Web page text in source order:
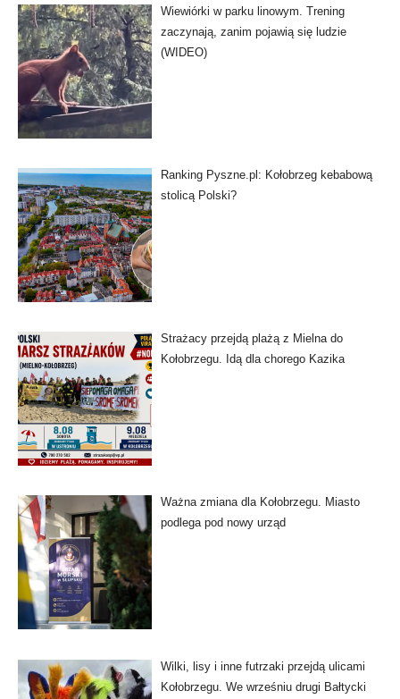
Wiewiórki w parku linowym. Trening
zaczynają, zanim pojawią się ludzie
(WIDEO)
Ranking Pyszne.pl: Kołobrzeg kebabową
stolicą Polski?
Strażacy przejdą plażą z Mielna do
Kołobrzegu. Idą dla chorego Kazika
Ważna zmiana dla Kołobrzegu. Miasto
podlega pod nowy urząd
Wilki, lisy i inne futrzaki przejdą ulicami
Kołobrzegu. We wrześniu drugi Bałtycki